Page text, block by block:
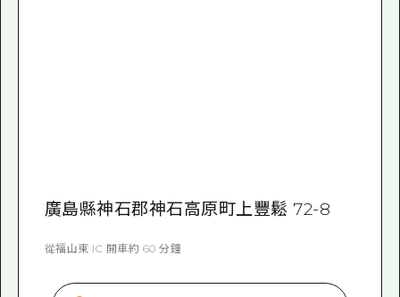
廣島縣神石郡神石高原町上豐鬆 72-8
從福山東 IC 開車約 60 分鐘